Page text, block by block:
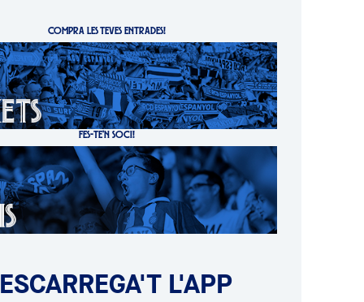
COMPRA LES TEVES ENTRADES!
FES-TE'N SOCI!
L'APP